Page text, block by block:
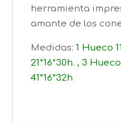
herramienta
amante de los
Medidas: 1 Hueco
21*16*30h. , 3
41*16*32h